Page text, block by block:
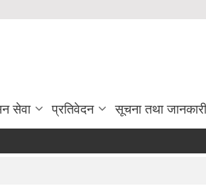
सेवा प्रतिवेदन सूचना तथा जानकारी
मृगौला